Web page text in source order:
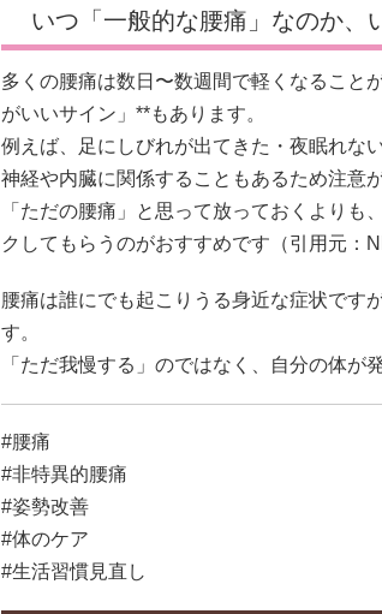
いつ「一般的な腰痛」なのか、
多くの腰痛は数日〜数週間で軽くなること
がいいサイン」**もあります。
例えば、足にしびれが出てきた・夜眠れな
神経や内臓に関係することもあるため注意
「ただの腰痛」と思って放っておくより
クしてもらうのがおすすめです（引用元：
腰痛は誰にでも起こりうる身近な症状です
す。
「ただ我慢する」のではなく、自分の体が
#腰痛
#非特異的腰痛
#姿勢改善
#体のケア
#生活習慣見直し